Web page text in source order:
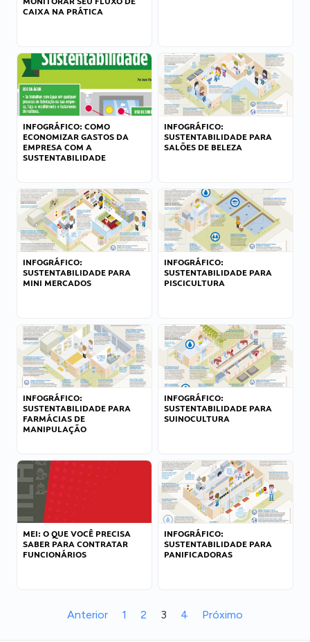
CAIXA NA PRÁTICA
INFOGRÁFICO: COMO
ECONOMIZAR GASTOS DA
EMPRESA COM A
SUSTENTABILIDADE
INFOGRÁFICO:
SUSTENTABILIDADE PARA
SALÕES DE BELEZA
INFOGRÁFICO:
SUSTENTABILIDADE PARA
MINI MERCADOS
INFOGRÁFICO:
SUSTENTABILIDADE PARA
PISCICULTURA
INFOGRÁFICO:
SUSTENTABILIDADE PARA
FARMÁCIAS DE
MANIPULAÇÃO
INFOGRÁFICO:
SUSTENTABILIDADE PARA
SUINOCULTURA
MEI: O QUE VOCÊ PRECISA
SABER PARA CONTRATAR
FUNCIONÁRIOS
INFOGRÁFICO:
SUSTENTABILIDADE PARA
PANIFICADORAS
Anterior 1 2 3 4 Próximo